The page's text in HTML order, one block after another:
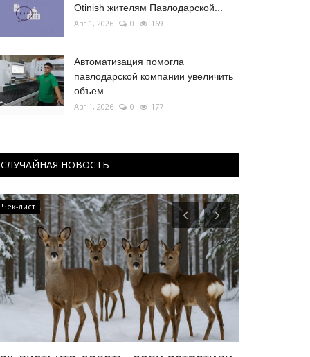
Otinish жителям Павлодарской...
Авг 1, 2026 0 169
Автоматизация помогла
павлодарской компании увеличить
объем...
Авг 1, 2026 0 177
СЛУЧАЙНАЯ НОВОСТЬ
Чек-лист